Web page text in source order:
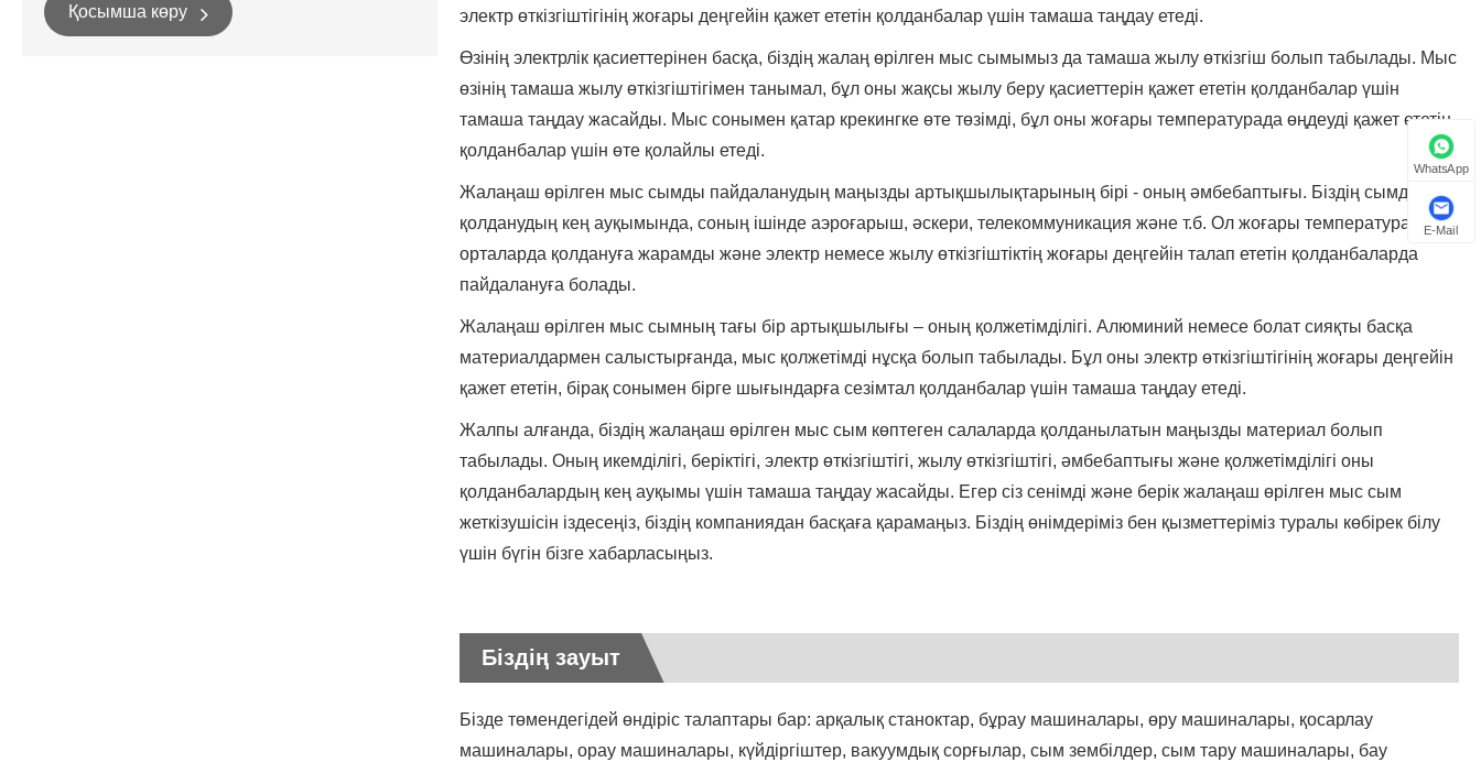
ລາວ
Latine
Azərbaycan
Македонски
Eesti Keel
Қосымша көру
электр өткізгіштігінің жоғары деңгейін қажет ететін қолданбалар үшін тамаша таңдау етеді.
Өзінің электрлік қасиеттерінен басқа, біздің жалаң өрілген мыс сымымыз да тамаша жылу өткізгіш болып табылады. Мыс
өзінің тамаша жылу өткізгіштігімен танымал, бұл оны жақсы жылу беру қасиеттерін қажет ететін қолданбалар үшін
тамаша таңдау жасайды. Мыс сонымен қатар крекингке өте төзімді, бұл оны жоғары температурада өңдеуді қажет ететін
қолданбалар үшін өте қолайлы етеді.
Жалаңаш өрілген мыс сымды пайдаланудың маңызды артықшылықтарының бірі - оның әмбебаптығы. Біздің сымды
қолданудың кең ауқымында, соның ішінде аэроғарыш, әскери, телекоммуникация және т.б. Ол жоғары температуралы
орталарда қолдануға жарамды және электр немесе жылу өткізгіштіктің жоғары деңгейін талап ететін қолданбаларда
пайдалануға болады.
Жалаңаш өрілген мыс сымның тағы бір артықшылығы – оның қолжетімділігі. Алюминий немесе болат сияқты басқа
материалдармен салыстырғанда, мыс қолжетімді нұсқа болып табылады. Бұл оны электр өткізгіштігінің жоғары деңгейін
қажет ететін, бірақ сонымен бірге шығындарға сезімтал қолданбалар үшін тамаша таңдау етеді.
Жалпы алғанда, біздің жалаңаш өрілген мыс сым көптеген салаларда қолданылатын маңызды материал болып
табылады. Оның икемділігі, беріктігі, электр өткізгіштігі, жылу өткізгіштігі, әмбебаптығы және қолжетімділігі оны
қолданбалардың кең ауқымы үшін тамаша таңдау жасайды. Егер сіз сенімді және берік жалаңаш өрілген мыс сым
жеткізушісін іздесеңіз, біздің компаниядан басқаға қарамаңыз. Біздің өнімдеріміз бен қызметтеріміз туралы көбірек білу
үшін бүгін бізге хабарласыңыз.
Біздің зауыт
Бізде төмендегідей өндіріс талаптары бар: арқалық станоктар, бұрау машиналары, өру машиналары, қосарлау
машиналары, орау машиналары, күйдіргіштер, вакуумдық сорғылар, сым зембілдер, сым тару машиналары, бау
WhatsApp
E-Mail